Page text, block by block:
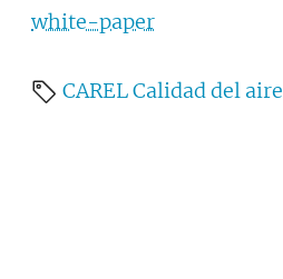
white-paper
CARELCalidad del aire